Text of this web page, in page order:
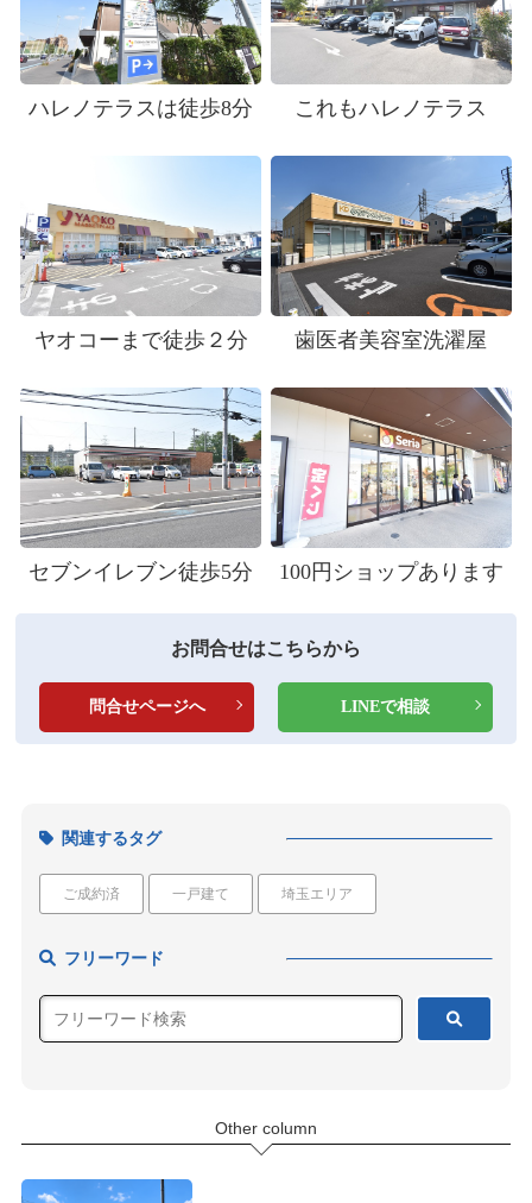
ハレノテラスは徒歩8分 これもハレノテラス
ヤオコーまで徒歩２分 歯医者美容室洗濯屋
セブンイレブン徒歩5分 100円ショップあります
お問合せはこちらから
問合せページへ LINEで相談
関連するタグ
ご成約済 一戸建て 埼玉エリア
フリーワード
Other column